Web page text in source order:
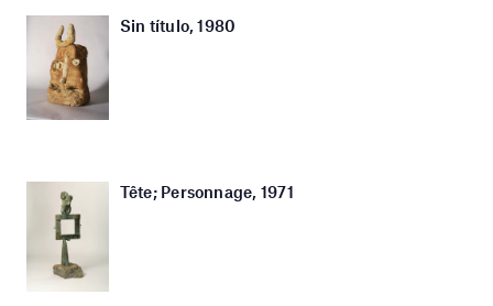
Sin título, 1980
Tête; Personnage, 1971